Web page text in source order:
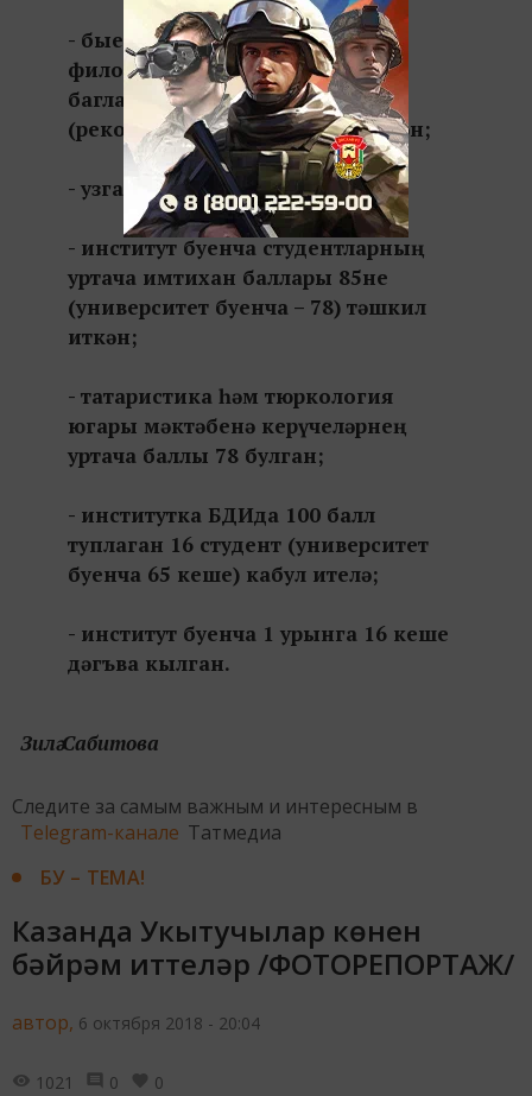
- быел Л.Толстой исемендәге
филология һәм мәдәниятара
багланышлар институты 1013
(рекорд сан) студент кабул иткән;
- узган ел бу сан 980 булган;
- институт буенча студентларның
уртача имтихан баллары 85не
(университет буенча – 78) тәшкил
иткән;
- татаристика һәм тюркология
югары мәктәбенә керүчеләрнең
уртача баллы 78 булган;
- институтка БДИда 100 балл
туплаган 16 студент (университет
буенча 65 кеше) кабул ителә;
- институт буенча 1 урынга 16 кеше
дәгъва кылган.
Зилә Сабитова
Следите за самым важным и интересным в
Telegram-канале Татмедиа
БУ – ТЕМА!
Казанда Укытучылар көнен
бәйрәм иттеләр /ФОТОРЕПОРТАЖ/
автор, 6 октября 2018 - 20:04
1021 0 0